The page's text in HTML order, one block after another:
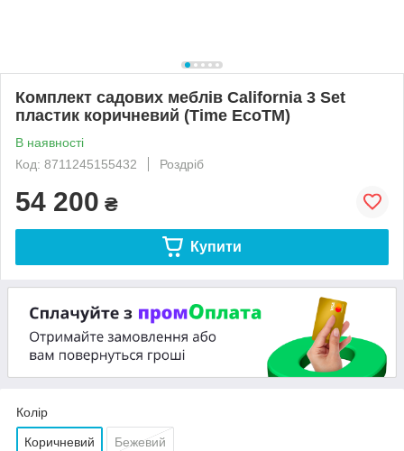
Комплект садових меблів California 3 Set
пластик коричневий (Time EcoTM)
В наявності
Код: 8711245155432
Роздріб
54 200 ₴
Купити
Колір
Коричневий Бежевий